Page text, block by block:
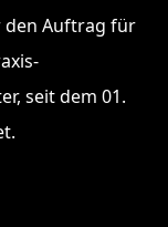
den Auftrag für
seit dem 01.